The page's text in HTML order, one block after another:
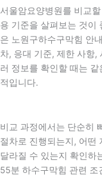
서울암요양병원를 비교
용 기준을 살펴보는 것이
은 노원구하수구막힘 안
차, 응대 기준, 제한 사항,
러 정보를 확인할 때는
적입니다.
비교 과정에서는 단순히
절차로 진행되는지, 어떤
달라질 수 있는지 확인하
55분 하수구막힘 관련